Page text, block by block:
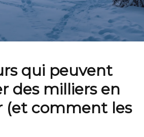
qui peuvent
des milliers en
(et comment les